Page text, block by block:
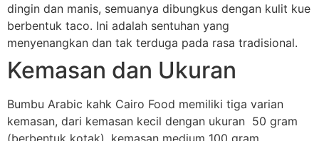
dingin dan manis, semuanya dibungkus dengan kulit kue
berbentuk taco. Ini adalah sentuhan yang
menyenangkan dan tak terduga pada rasa tradisional.
Kemasan dan Ukuran
Bumbu Arabic kahk Cairo Food memiliki tiga varian
kemasan, dari kemasan kecil dengan ukuran 50 gram
(berbentuk kotak), kemasan medium 100 gram